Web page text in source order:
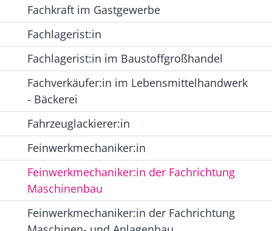
Fachkraft im Gastgewerbe
Fachlagerist:in
Fachlagerist:in im Baustoffgroßhandel
Fachverkäufer:in im Lebensmittelhandwerk
- Bäckerei
Fahrzeuglackierer:in
Feinwerkmechaniker:in
Feinwerkmechaniker:in der Fachrichtung
Maschinenbau
Feinwerkmechaniker:in der Fachrichtung